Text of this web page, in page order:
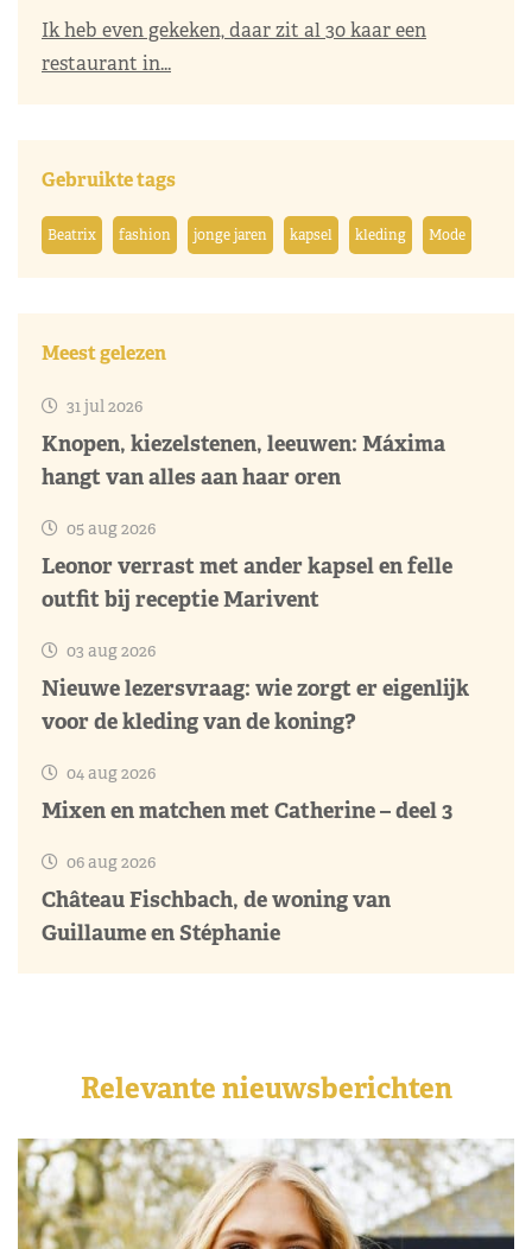
Ik heb even gekeken, daar zit al 30 kaar een
restaurant in...
Gebruikte tags
Beatrix fashion jonge jaren kapsel kleding Mode
Meest gelezen
31 jul 2026
Knopen, kiezelstenen, leeuwen: Máxima
hangt van alles aan haar oren
05 aug 2026
Leonor verrast met ander kapsel en felle
outfit bij receptie Marivent
03 aug 2026
Nieuwe lezersvraag: wie zorgt er eigenlijk
voor de kleding van de koning?
04 aug 2026
Mixen en matchen met Catherine – deel 3
06 aug 2026
Château Fischbach, de woning van
Guillaume en Stéphanie
Relevante nieuwsberichten